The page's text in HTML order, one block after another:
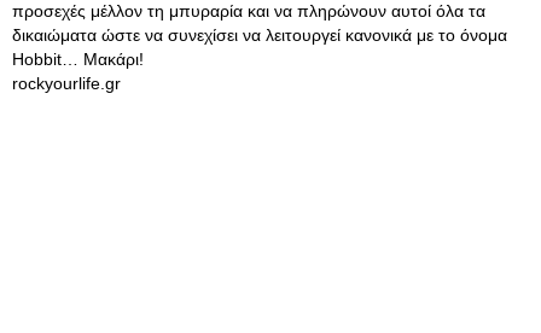
προσεχές μέλλον τη μπυραρία και να πληρώνουν αυτοί όλα τα
δικαιώματα ώστε να συνεχίσει να λειτουργεί κανονικά με το όνομα
Hobbit… Μακάρι!
rockyourlife.gr